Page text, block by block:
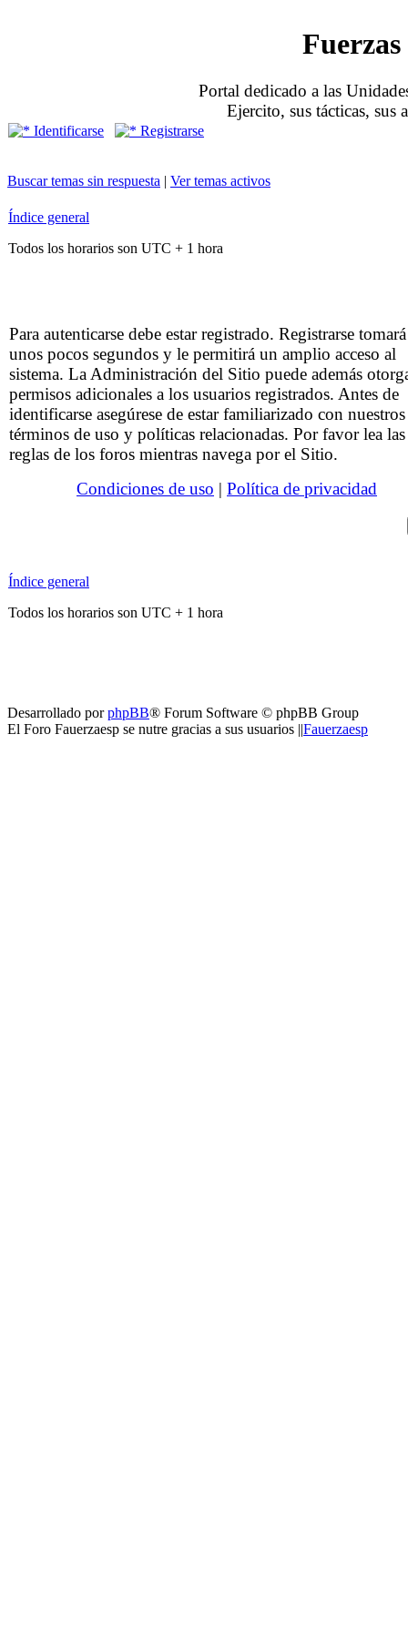
Portal dedicado a las
Ejercito, sus tácticas, sus
Identificarse Registrarse
Buscar temas sin respuesta | Ver temas activos
Índice general
Todos los horarios son UTC + 1 hora
Para autenticarse debe estar registrado. Registrarse
unos pocos segundos y le permitirá un amplio acceso al
sistema. La Administración del Sitio puede además
permisos adicionales a los usuarios registrados. Antes de
identificarse asegúrese de estar familiarizado con nuestros
términos de uso y políticas relacionadas. Por favor lea las
reglas de los foros mientras navega por el Sitio.
Condiciones de uso | Política de privacidad
Índice general
Todos los horarios son UTC + 1 hora
Desarrollado porphpBB® Forum Software © phpBB Group
El Foro Fauerzaesp se nutre gracias a sus usuarios ||Fauerzaesp